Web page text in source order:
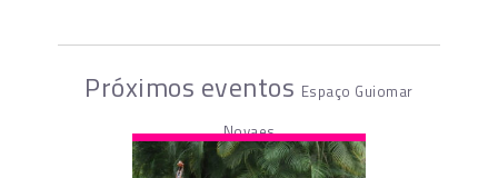
Próximos eventos Espaço Guiomar
Novaes